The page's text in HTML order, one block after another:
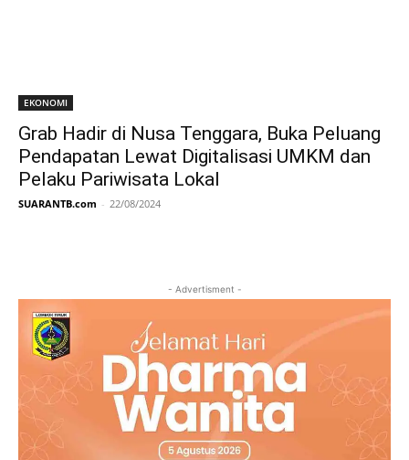
EKONOMI
Grab Hadir di Nusa Tenggara, Buka Peluang
Pendapatan Lewat Digitalisasi UMKM dan
Pelaku Pariwisata Lokal
SUARANTB.com - 22/08/2024
- Advertisment -